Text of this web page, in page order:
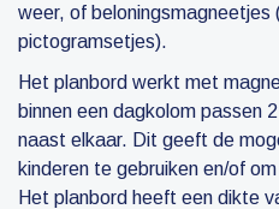
weer, of beloningsmagneetjes
pictogramsetjes).
Het planbord werkt met
binnen een dagkolom passen
naast elkaar. Dit geeft de
kinderen te gebruiken en/of
Het planbord heeft een dikte